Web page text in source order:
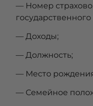
— Номер
— Доходы;
— Должность;
— Место
— Семейное